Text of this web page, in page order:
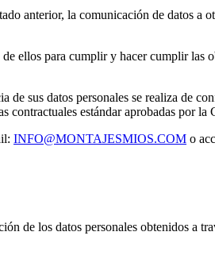
anterior, la comunicación de datos a
ellos para cumplir y hacer cumplir las
sus datos personales se realiza de
contractuales estándar aprobadas por la
INFO@MONTAJESMIOS.COM o
de los datos personales obtenidos a